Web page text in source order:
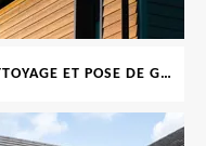
NETTOYAGE ET POSE DE GOUTTIÈRE 69